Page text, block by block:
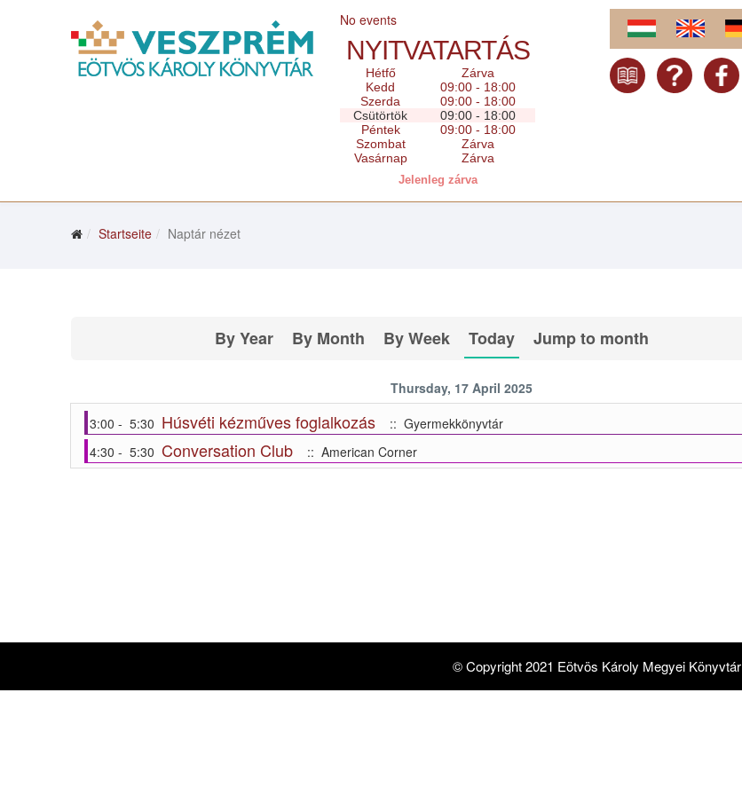
No events
NYITVATARTÁS
Hétfő
Zárva
Kedd
09:00 - 18:00
Szerda
09:00 - 18:00
Csütörtök
09:00 - 18:00
Péntek
09:00 - 18:00
Szombat
Zárva
Vasárnap
Zárva
Jelenleg zárva
Startseite Naptár nézet
By Year By Month By Week Today Jump to month
Thursday, 17 April 2025
3:00 - 5:30 Húsvéti kézműves foglalkozás
:: Gyermekkönyvtár
4:30 - 5:30 Conversation Club :: American Corner
© Copyright 2021 Eötvös Károly Megyei Könyvtár